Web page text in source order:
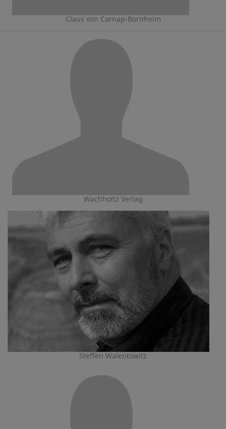
Claus von Carnap-Bornheim
Wachholtz Verlag
Steffen Walentowitz